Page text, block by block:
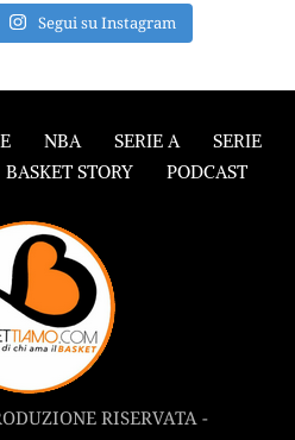
Segui su Instagram
NBA SERIE A
SERIE
BASKET STORY PODCAST
RISERVATA -